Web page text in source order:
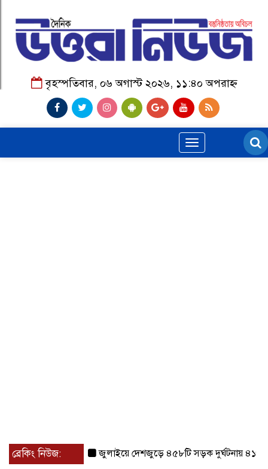
বৃহস্পতিবার, ০৬ অগাস্ট ২০২৬, ১১:৪০ অপরাহ্ন
Toggle
navigation
ব্রেকিং নিউজ: জুলাইয়ে দেশজুড়ে ৪৫৮টি সড়ক দুর্ঘটনায় ৪১৬ জন